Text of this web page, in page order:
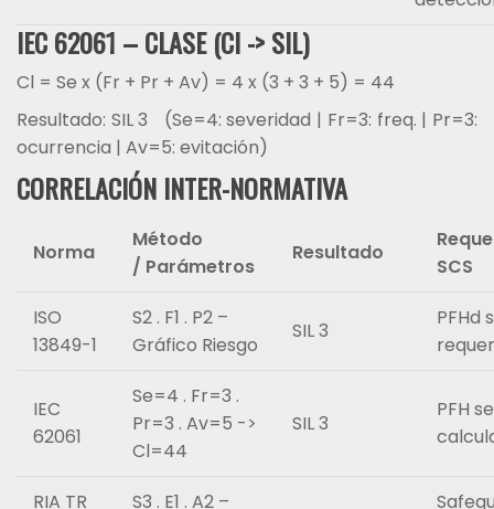
IEC 62061 – CLASE (Cl -> SIL)
Cl = Se x (Fr + Pr + Av) = 4 x (3 + 3 + 5) = 44
Resultado: SIL 3 (Se=4: severidad | Fr=3: freq. | Pr=3:
ocurrencia | Av=5: evitación)
CORRELACIÓN INTER-NORMATIVA
Norma
Método
/ Parámetros
Resultado
SCS
ISO
13849-1
S2 . F1 . P2 –
Gráfico Riesgo
SIL 3
PFHd
IEC
62061
Se=4 . Fr=3 .
Pr=3 . Av=5 ->
Cl=44
SIL 3
PFH
RIA TR S3 . E1 . A2 –